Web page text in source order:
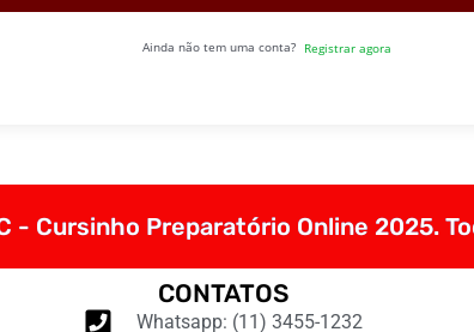
Ainda não tem uma conta? Registrar agora
- Cursinho Preparatório Online 2025.
CONTATOS
Whatsapp: (11) 3455-1232